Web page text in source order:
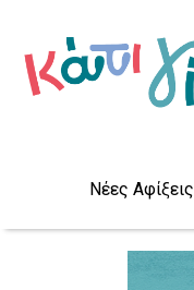
Νέες Αφίξεις